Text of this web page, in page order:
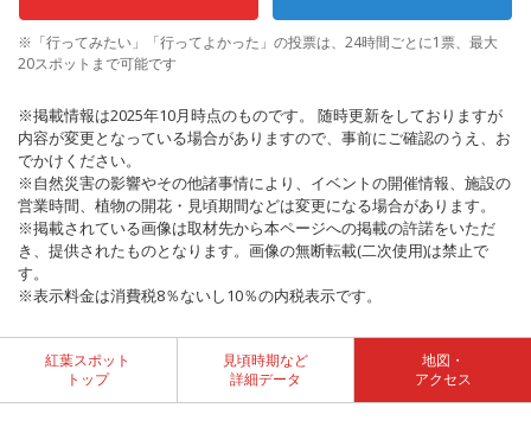
※「行ってみたい」「行ってよかった」の投票は、24時間ごとに1票、最大
20スポットまで可能です
※掲載情報は2025年10月時点のものです。 随時更新をしておりますが
内容が変更となっている場合がありますので、事前にご確認のうえ、お
でかけください。
※自然災害の影響やその他諸事情により、イベントの開催情報、施設の
営業時間、植物の開花・見頃期間などは変更になる場合があります。
※掲載されている画像は取材先から本ページへの掲載の許諾をいただ
き、提供されたものとなります。画像の無断転載(二次使用)は禁止で
す。
※表示料金は消費税8％ないし10％の内税表示です。
紅葉スポット
トップ
見頃時期など
詳細データ
地図・
アクセス